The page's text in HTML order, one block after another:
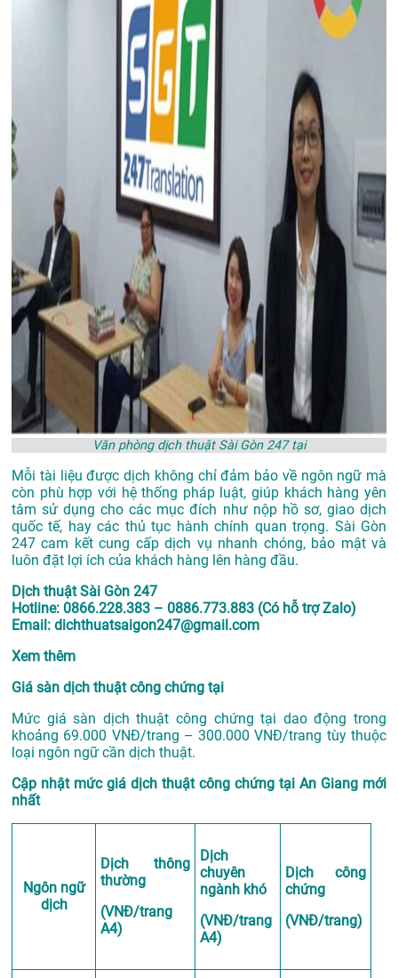
Văn phòng dịch thuật Sài Gòn 247 tại
Mỗi tài liệu được dịch không chỉ đảm bảo về ngôn ngữ mà
còn phù hợp với hệ thống pháp luật, giúp khách hàng yên
tâm sử dụng cho các mục đích như nộp hồ sơ, giao dịch
quốc tế, hay các thủ tục hành chính quan trọng. Sài Gòn
247 cam kết cung cấp dịch vụ nhanh chóng, bảo mật và
luôn đặt lợi ích của khách hàng lên hàng đầu.
Dịch thuật Sài Gòn 247
Hotline: 0866.228.383 – 0886.773.883 (Có hỗ trợ Zalo)
Email: dichthuatsaigon247@gmail.com
Xem thêm
Giá sàn dịch thuật công chứng tại
Mức giá sàn dịch thuật công chứng tại dao động trong
khoảng 69.000 VNĐ/trang – 300.000 VNĐ/trang tùy thuộc
loại ngôn ngữ cần dịch thuật.
Cập nhật mức giá dịch thuật công chứng tại An Giang mới
nhất
Ngôn ngữ
dịch
Dịch thông
thường
(VNĐ/trang
A4)
Dịch
chuyên
ngành khó
(VNĐ/trang
A4)
Dịch công
chứng
(VNĐ/trang)